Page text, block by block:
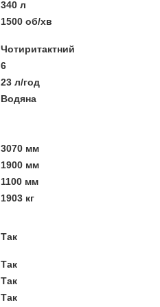
340 л
1500 об/хв
Чотиритактний
6
23 л/год
Водяна
3070 мм
1900 мм
1100 мм
1903 кг
Так
Так
Так
Так